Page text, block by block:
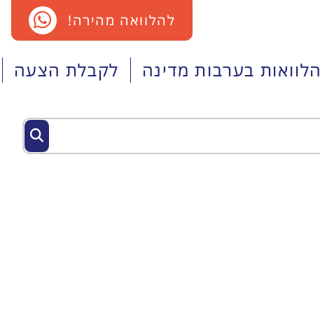
הלוואות בערבות מדינה לקבלת הצעה
להלוואה מהירה!